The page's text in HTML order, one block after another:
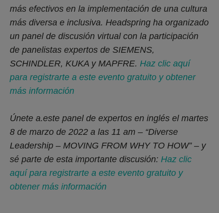
más efectivos en la implementación de una cultura
más diversa e inclusiva. Headspring ha organizado
un panel de discusión virtual con la participación
de panelistas expertos de SIEMENS,
SCHINDLER, KUKA y MAPFRE. Haz clic aquí
para registrarte a este evento gratuito y obtener
más información
Únete a.este panel de expertos en inglés el martes
8 de marzo de 2022 a las 11 am – “Diverse
Leadership – MOVING FROM WHY TO HOW” – y
sé parte de esta importante discusión: Haz clic
aquí para registrarte a este evento gratuito y
obtener más información